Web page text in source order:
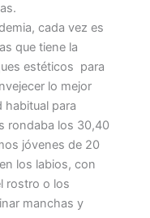
cada vez es
que tiene la
estéticos para
lo mejor
habitual para
rondaba los 30,40
jóvenes de 20
los labios, con
rostro o los
manchas y